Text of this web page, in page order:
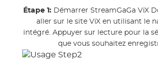
Étape 1: Démarrer StreamGaGa ViX
aller sur le site ViX en utilisant le
intégré. Appuyer sur lecture pour la
que vous souhaitez